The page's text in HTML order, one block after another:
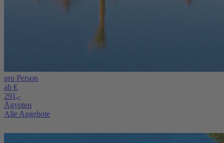
pro Person
ab €
291,-
Ägypten
Alle Angebote